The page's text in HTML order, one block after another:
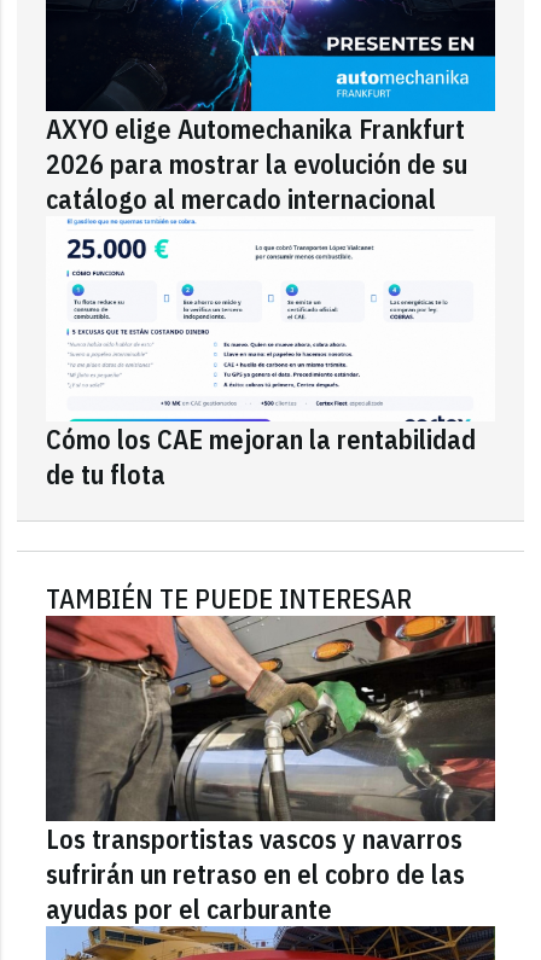
AXYO elige Automechanika Frankfurt
2026 para mostrar la evolución de su
catálogo al mercado internacional
Cómo los CAE mejoran la rentabilidad
de tu flota
TAMBIÉN TE PUEDE INTERESAR
Los transportistas vascos y navarros
sufrirán un retraso en el cobro de las
ayudas por el carburante